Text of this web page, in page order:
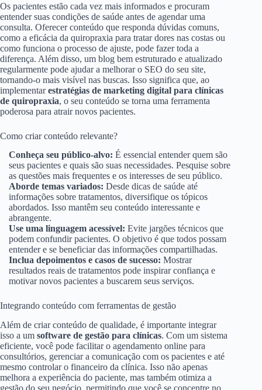
Os pacientes estão cada vez mais informados e procuram
entender suas condições de saúde antes de agendar uma
consulta. Oferecer conteúdo que responda dúvidas comuns,
como a eficácia da quiropraxia para tratar dores nas costas ou
como funciona o processo de ajuste, pode fazer toda a
diferença. Além disso, um blog bem estruturado e atualizado
regularmente pode ajudar a melhorar o SEO do seu site,
tornando-o mais visível nas buscas. Isso significa que, ao
implementarestratégias de marketing digital para clínicas
de quiropraxia, o seu conteúdo se torna uma ferramenta
poderosa para atrair novos pacientes.
Como criar conteúdo relevante?
Conheça seu público-alvo: É essencial entender quem são
seus pacientes e quais são suas necessidades. Pesquise sobre
as questões mais frequentes e os interesses de seu público.
Aborde temas variados: Desde dicas de saúde até
informações sobre tratamentos, diversifique os tópicos
abordados. Isso mantêm seu conteúdo interessante e
abrangente.
Use uma linguagem acessível: Evite jargões técnicos que
podem confundir pacientes. O objetivo é que todos possam
entender e se beneficiar das informações compartilhadas.
Inclua depoimentos e casos de sucesso: Mostrar
resultados reais de tratamentos pode inspirar confiança e
motivar novos pacientes a buscarem seus serviços.
Integrando conteúdo com ferramentas de gestão
Além de criar conteúdo de qualidade, é importante integrar
isso a um software de gestão para clínicas. Com um sistema
eficiente, você pode facilitar o agendamento online para
consultórios, gerenciar a comunicação com os pacientes e até
mesmo controlar o financeiro da clínica. Isso não apenas
melhora a experiência do paciente, mas também otimiza a